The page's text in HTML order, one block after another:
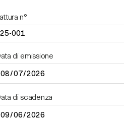
n°
di emissione
di scadenza